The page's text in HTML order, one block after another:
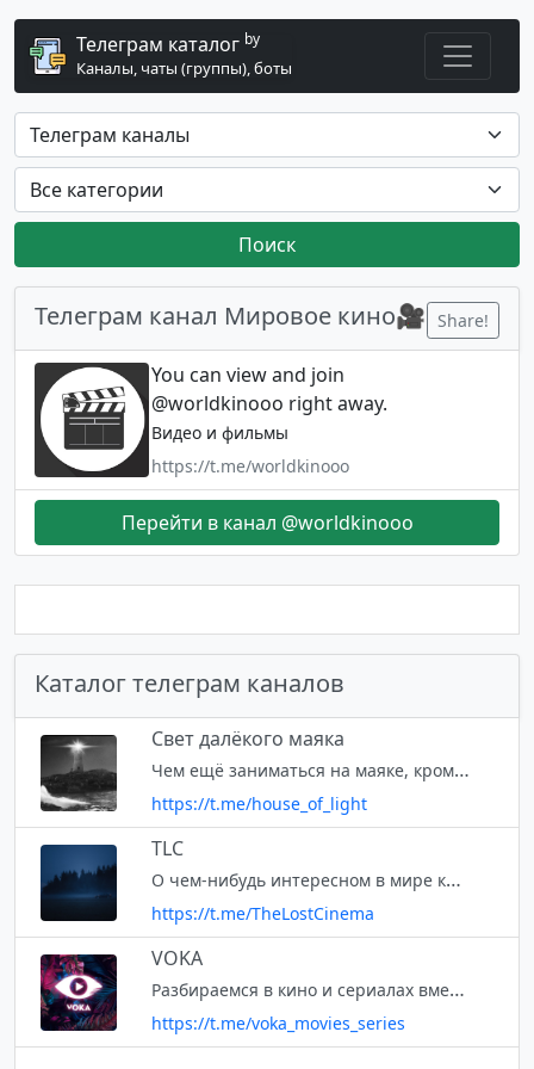
Телеграм каталог by
Каналы, чаты (группы), боты
Поиск
Телеграм канал Мировое кино🎥 Share!
You can view and join
@worldkinooo right away.
Видео и фильмы
https://t.me/worldkinooo
Перейти в канал @worldkinooo
Каталог телеграм каналов
Свет далёкого маяка
Чем ещё заниматься на маяке, кроме как смотреть кино да сериалы, читать книги да комиксы, а иногда вещать о них в пустоту. @oleglyfar
https://t.me/house_of_light
TLC
О чем-нибудь интересном в мире кино. Известные и не очень фильмы, сериалы, контент.
https://t.me/TheLostCinema
VOKA
Разбираемся в кино и сериалах вместе с VOKA
https://t.me/voka_movies_series